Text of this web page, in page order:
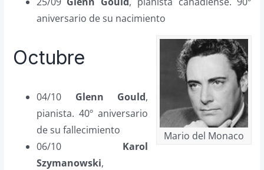
aniversario de su nacimiento
Mario del Monaco
Octubre
04/10 Glenn Gould,
pianista. 40º aniversario
de su fallecimiento
06/10 Karol
Szymanowski,